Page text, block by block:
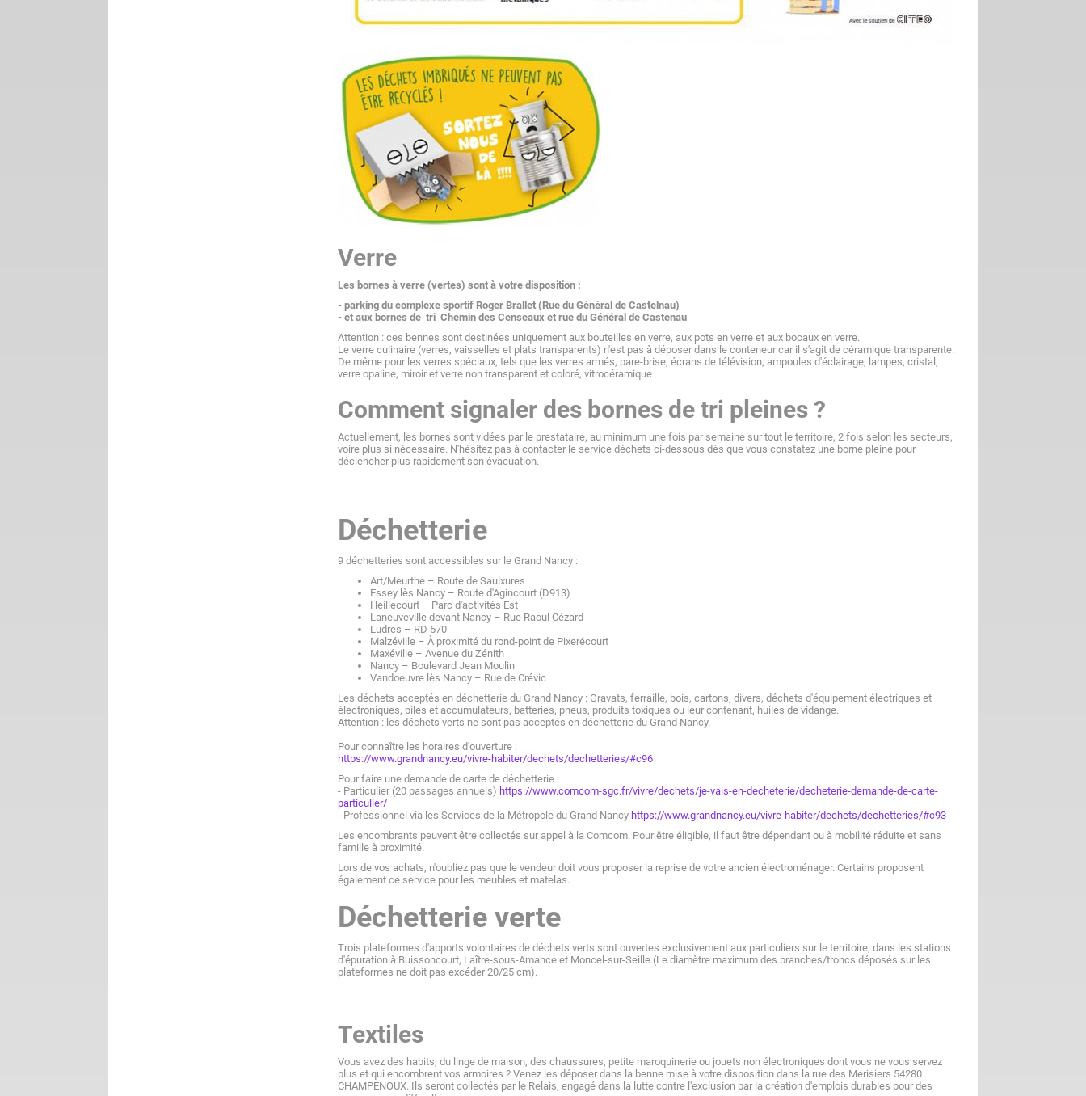
Verre
Les bornes à verre (vertes) sont à votre disposition :
- parking du complexe sportif Roger Brallet (Rue du Général de Castelnau)
- et aux bornes de tri Chemin des Censeaux et rue du Général de Castenau
Attention : ces bennes sont destinées uniquement aux bouteilles en verre, aux pots en verre et aux bocaux en verre.
Le verre culinaire (verres, vaisselles et plats transparents) n'est pas à déposer dans le conteneur car il s'agit de céramique transparente.
De même pour les verres spéciaux, tels que les verres armés, pare-brise, écrans de télévision, ampoules d'éclairage, lampes, cristal,
verre opaline, miroir et verre non transparent et coloré, vitrocéramique…
Comment signaler des bornes de tri pleines ?
Actuellement, les bornes sont vidées par le prestataire, au minimum une fois par semaine sur tout le territoire, 2 fois selon les secteurs,
voire plus si nécessaire. N'hésitez pas à contacter le service déchets ci-dessous dès que vous constatez une borne pleine pour
déclencher plus rapidement son évacuation.
Déchetterie
9 déchetteries sont accessibles sur le Grand Nancy :
Art/Meurthe – Route de Saulxures
Essey lès Nancy – Route d'Agincourt (D913)
Heillecourt – Parc d'activités Est
Laneuveville devant Nancy – Rue Raoul Cézard
Ludres – RD 570
Malzéville – À proximité du rond-point de Pixerécourt
Maxéville – Avenue du Zénith
Nancy – Boulevard Jean Moulin
Vandoeuvre lès Nancy – Rue de Crévic
Les déchets acceptés en déchetterie du Grand Nancy : Gravats, ferraille, bois, cartons, divers, déchets d'équipement électriques et
électroniques, piles et accumulateurs, batteries, pneus, produits toxiques ou leur contenant, huiles de vidange.
Attention : les déchets verts ne sont pas acceptés en déchetterie du Grand Nancy.
Pour connaître les horaires d'ouverture :
https://www.grandnancy.eu/vivre-habiter/dechets/dechetteries/#c96
Pour faire une demande de carte de déchetterie :
- Particulier (20 passages annuels) https://www.comcom-sgc.fr/vivre/dechets/je-vais-en-decheterie/decheterie-demande-de-carte-
particulier/
- Professionnel via les Services de la Métropole du Grand Nancy https://www.grandnancy.eu/vivre-habiter/dechets/dechetteries/#c93
Les encombrants peuvent être collectés sur appel à la Comcom. Pour être éligible, il faut être dépendant ou à mobilité réduite et sans
famille à proximité.
Lors de vos achats, n'oubliez pas que le vendeur doit vous proposer la reprise de votre ancien électroménager. Certains proposent
également ce service pour les meubles et matelas.
Déchetterie verte
Trois plateformes d'apports volontaires de déchets verts sont ouvertes exclusivement aux particuliers sur le territoire, dans les stations
d'épuration à Buissoncourt, Laître-sous-Amance et Moncel-sur-Seille (Le diamètre maximum des branches/troncs déposés sur les
plateformes ne doit pas excéder 20/25 cm).
Textiles
Vous avez des habits, du linge de maison, des chaussures, petite maroquinerie ou jouets non électroniques dont vous ne vous servez
plus et qui encombrent vos armoires ? Venez les déposer dans la benne mise à votre disposition dans la rue des Merisiers 54280
CHAMPENOUX. Ils seront collectés par le Relais, engagé dans la lutte contre l'exclusion par la création d'emplois durables pour des